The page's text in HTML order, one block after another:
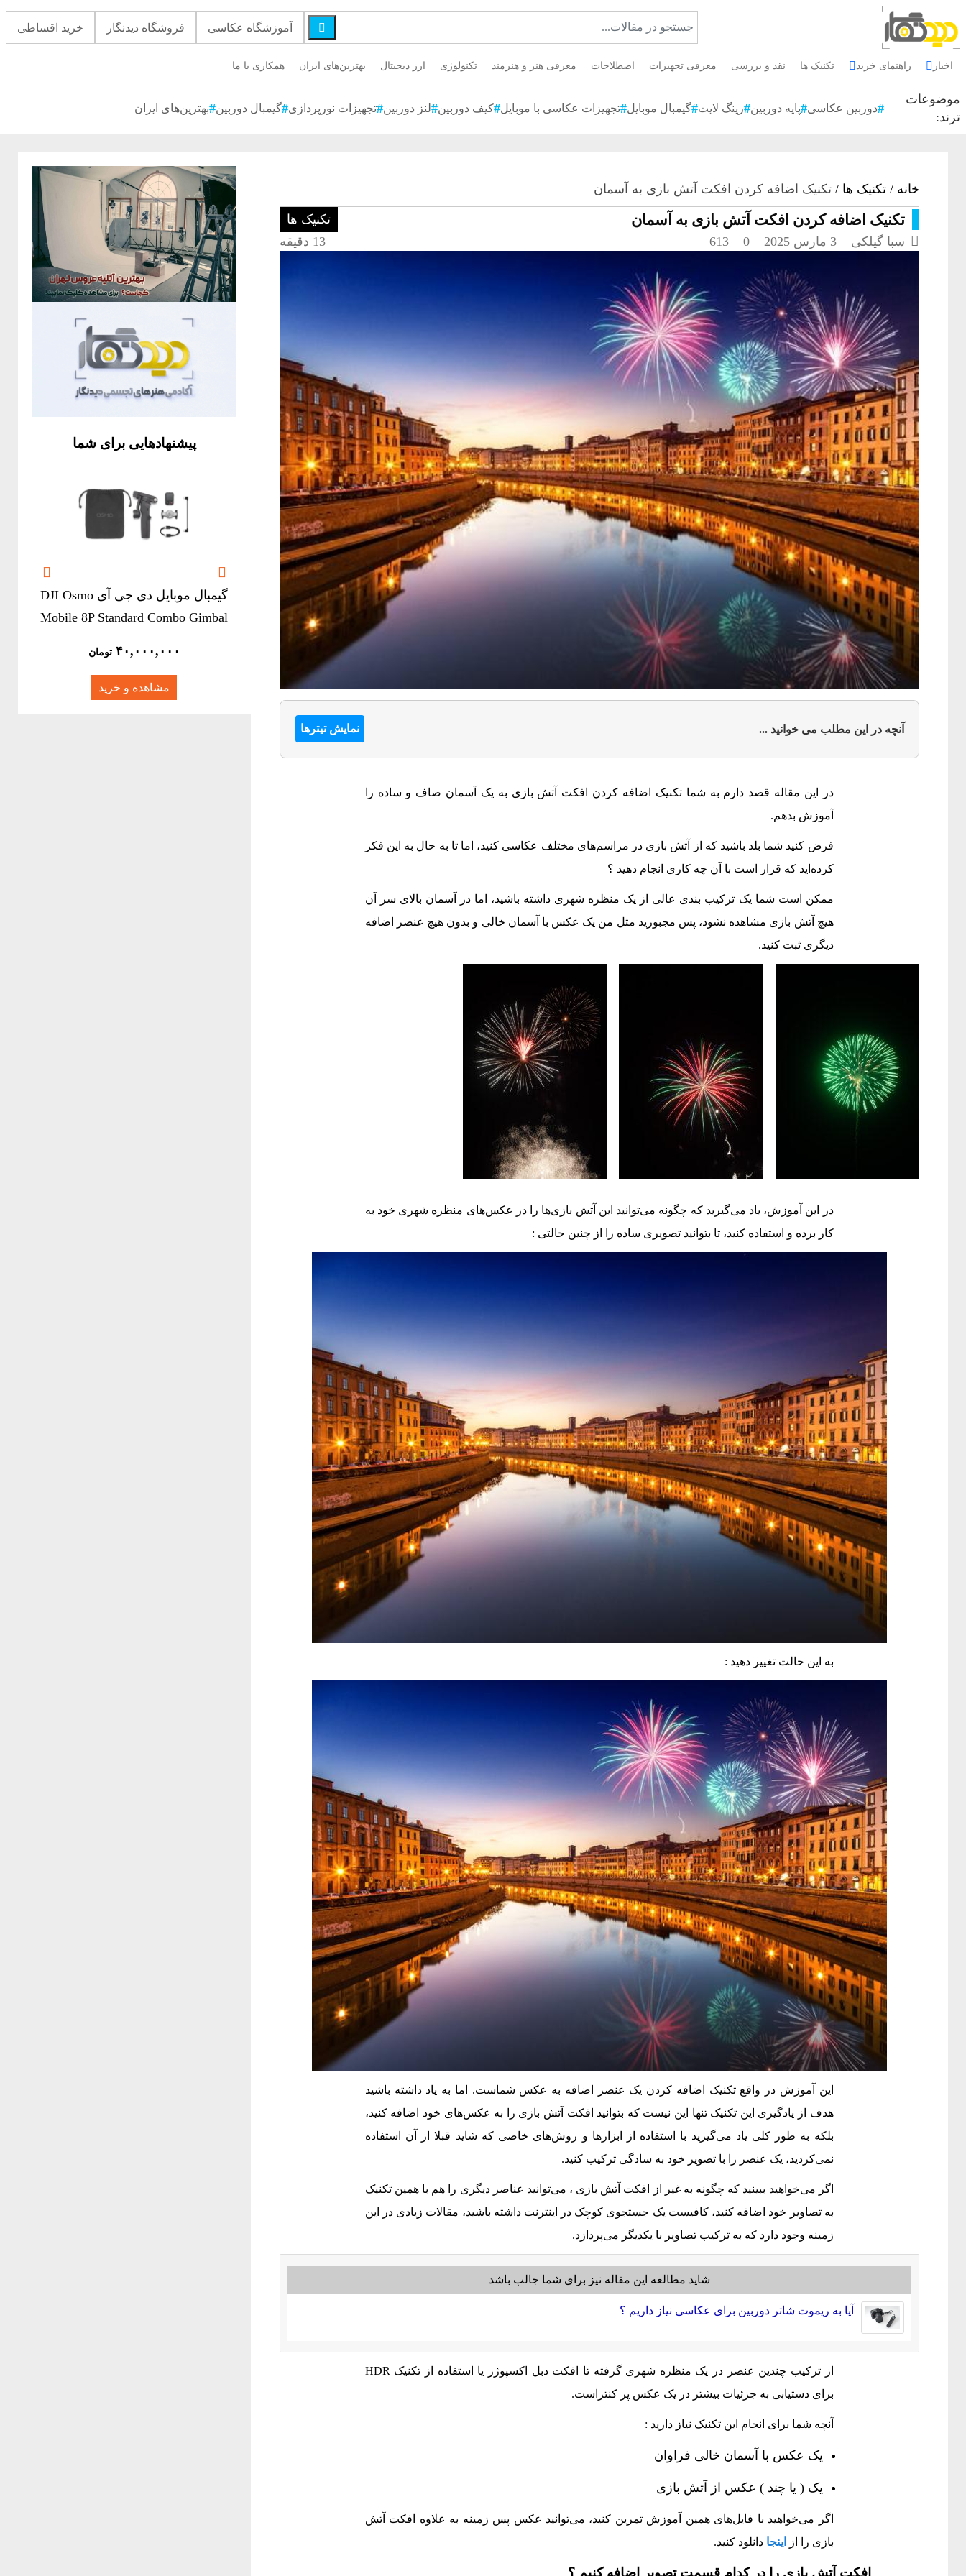
آموزشگاه عکاسی فروشگاه دیدنگار خرید اقساطی 
اخبار راهنمای خرید تکنیک ها نقد و بررسی معرفی تجهیزات اصطلاحات معرفی هنر و هنرمند تکنولوژی ارز دیجیتال بهترین‌های ایران همکاری با ما
موضوعات
ترند:
دوربین عکاسی پایه دوربین رینگ لایت گیمبال موبایل تجهیزات عکاسی با موبایل کیف دوربین لنز دوربین تجهیزات نورپردازی گیمبال دوربین بهترین‌های ایران
خانه / تکنیک ها / تکنیک اضافه کردن افکت آتش بازی به آسمان
تکنیک اضافه کردن افکت آتش بازی به آسمان تکنیک ها
 سبا گیلکی 3 مارس 2025 0
613 13 دقیقه
آنچه در این مطلب می خوانید ... نمایش تیترها
در این مقاله قصد دارم به شما تکنیک اضافه کردن افکت آتش بازی به یک آسمان صاف و ساده را
آموزش بدهم.
فرض کنید شما بلد باشید که از آتش بازی در مراسم‌های مختلف عکاسی کنید، اما تا به حال به این فکر
کرده‌اید که قرار است با آن چه کاری انجام دهید ؟
ممکن است شما یک ترکیب بندی عالی از یک منظره شهری داشته باشید، اما در آسمان بالای سر آن
هیچ آتش بازی مشاهده نشود، پس مجبورید مثل من یک عکس با آسمان خالی و بدون هیچ عنصر اضافه
دیگری ثبت کنید.
در این آموزش، یاد می‌گیرید که چگونه می‌توانید این آتش بازی‌ها را در عکس‌های منظره شهری خود به
کار برده و استفاده کنید، تا بتوانید تصویری ساده را از چنین حالتی :
به این حالت تغییر دهید :
این آموزش در واقع تکنیک اضافه کردن یک عنصر اضافه به عکس شماست. اما به یاد داشته باشید
هدف از یادگیری این تکنیک تنها این نیست که بتوانید افکت آتش بازی را به عکس‌های خود اضافه کنید،
بلکه به طور کلی یاد می‌گیرید با استفاده از ابزارها و روش‌های خاصی که شاید قبلا از آن استفاده
نمی‌کردید، یک عنصر را با تصویر خود به سادگی ترکیب کنید.
اگر می‌خواهید ببینید که چگونه به غیر از افکت آتش بازی ، می‌توانید عناصر دیگری را هم با همین تکنیک
به تصاویر خود اضافه کنید، کافیست یک جستجوی کوچک در اینترنت داشته باشید، مقالات زیادی در این
زمینه وجود دارد که به ترکیب تصاویر با یکدیگر می‌پردازد.
شاید مطالعه این مقاله نیز برای شما جالب باشد
آیا به ریموت شاتر دوربین برای عکاسی نیاز داریم ؟
از ترکیب چندین عنصر در یک منظره شهری گرفته تا افکت دبل اکسپوژر یا استفاده از تکنیک HDR
برای دستیابی به جزئیات بیشتر در یک عکس پر کنتراست.
آنچه شما برای انجام این تکنیک نیاز دارید :
یک عکس با آسمان خالی فراوان
یک ( یا چند ) عکس از آتش بازی
اگر می‌خواهید با فایل‌های همین آموزش تمرین کنید، می‌توانید عکس پس زمینه به علاوه افکت آتش
بازی را از
اینجا دانلود کنید.
افکت آتش بازی را در کدام قسمت تصویر اضافه کنیم ؟
پیشنهادهایی برای شما
گیمبال موبایل دی جی آی DJI Osmo
Mobile 8P Standard Combo Gimbal
۴۰,۰۰۰,۰۰۰ تومان
مشاهده و خرید
 